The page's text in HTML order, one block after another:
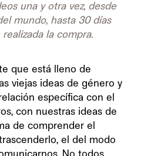
una y otra vez, desde
mundo, hasta 30 días
la compra.
que está lleno de
viejas ideas de género y
específica con el
con nuestras ideas de
de comprender el
el del modo
No todos